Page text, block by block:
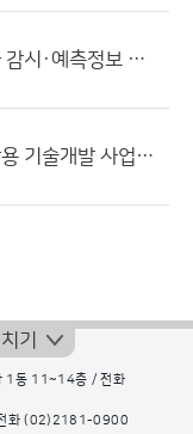
2025년도 기후 및 기후변화 감시·예측정보 응용기술개발 사업 재공고
2025년도 기상위성 융합 활용 기술개발 사업 공고(재공고)
기
1동 11~14층 / 전화
화(02)2181-0900